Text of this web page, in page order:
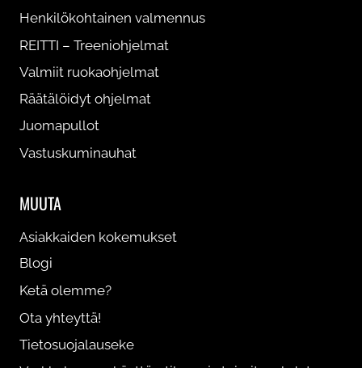
VHH ruokaohjelma rasvanpolttoon naiselle
Henkilökohtainen valmennus
REITTI – Treeniohjelmat
Valmiit ruokaohjelmat
Räätälöidyt ohjelmat
Juomapullot
Vastuskuminauhat
MUUTA
Asiakkaiden kokemukset
Blogi
Ketä olemme?
Ota yhteyttä!
Tietosuojalauseke